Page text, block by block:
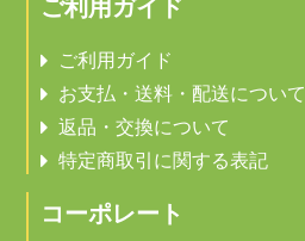
ご利用ガイド
ご利用ガイド
お支払・送料・配送について
返品・交換について
特定商取引に関する表記
コーポレート